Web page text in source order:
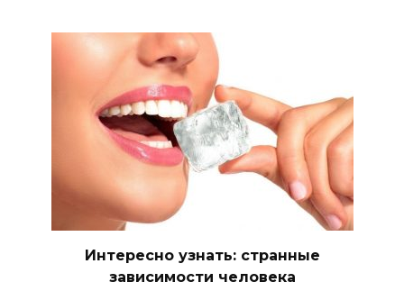
Интересно узнать: странные
зависимости человека